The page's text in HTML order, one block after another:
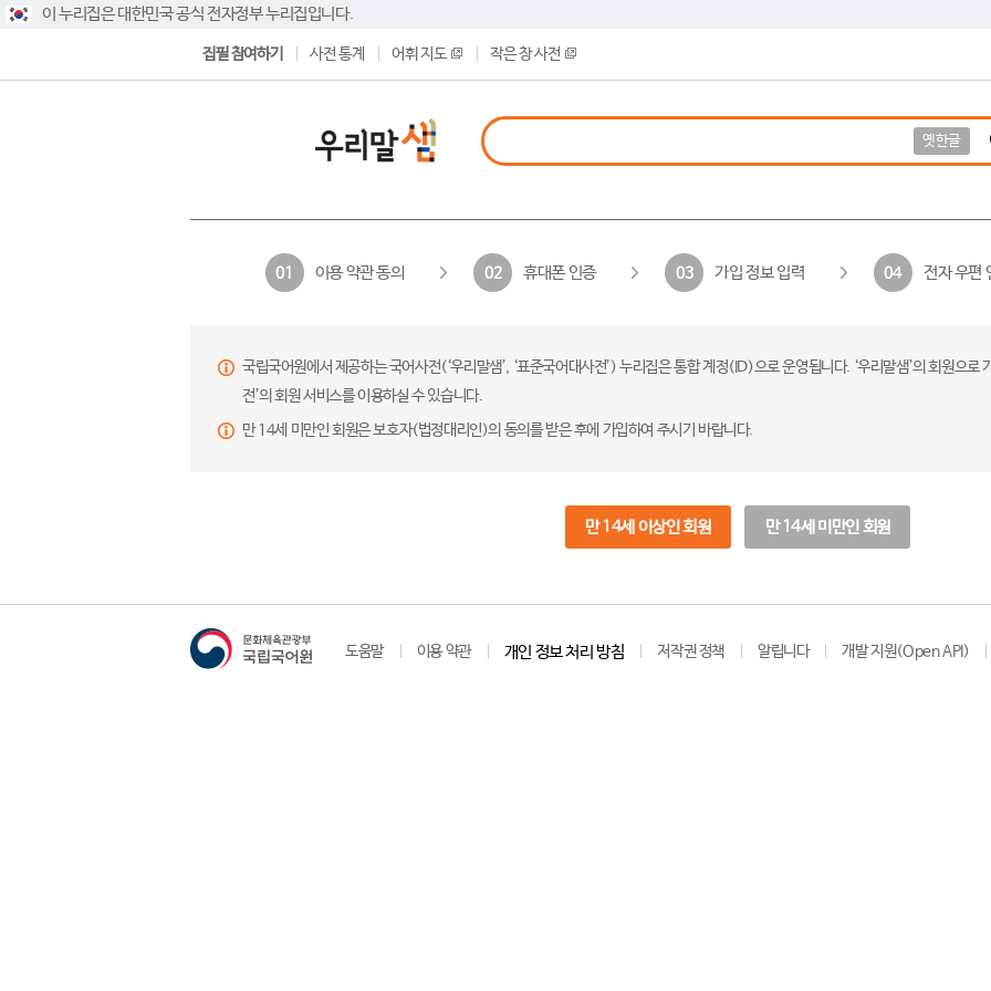
이 누리집은 대한민국 공식 전자정부 누리집입니다.
집필 참여하기 사전 통계 어휘 지도 작은 창 사전
옛한글
01 이용 약관 동의 02 휴대폰 인증 03 가입 정보 입력 04 전자 우편
국립국어원에서 제공하는 국어사전(‘우리말샘’, ‘표준국어대사전’) 누리집은 통합 계정(ID)으로 운영됩니다. ‘우리말샘’의 회원으
전’의 회원 서비스를 이용하실 수 있습니다.
만 14세 미만인 회원은 보호자(법정대리인)의 동의를 받은 후에 가입하여 주시기 바랍니다.
만 14세 이상인 회원 만 14세 미만인 회원
도움말 이용 약관 개인 정보 처리 방침 저작권 정책 알립니다 개발 지원(Open API)